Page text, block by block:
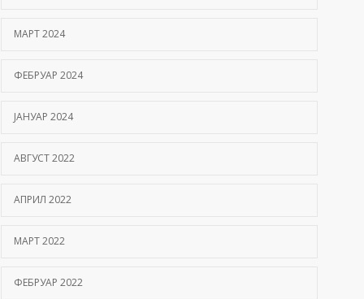
МАРТ 2024
ФЕБРУАР 2024
ЈАНУАР 2024
АВГУСТ 2022
АПРИЛ 2022
МАРТ 2022
ФЕБРУАР 2022